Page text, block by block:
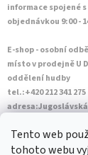
Tento web
tohoto webu
informace spojené
objednávkou 9:00 -
E-shop - osobní
místo v prodejně U
oddělení hudby
tel.:+420 212 341 275
adresa:Jugoslávská
Sobota: 10:00 - 14:45